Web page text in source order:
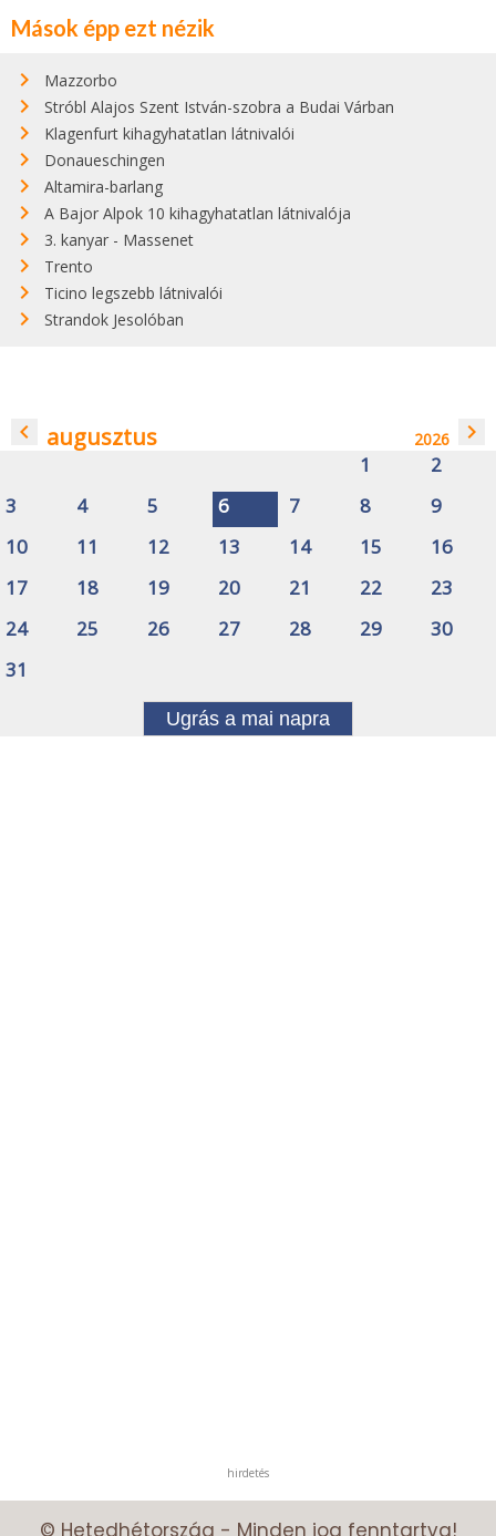
Mások épp ezt nézik
Mazzorbo
Stróbl Alajos Szent István-szobra a Budai Várban
Klagenfurt kihagyhatatlan látnivalói
Donaueschingen
Altamira-barlang
A Bajor Alpok 10 kihagyhatatlan látnivalója
3. kanyar - Massenet
Trento
Ticino legszebb látnivalói
Strandok Jesolóban
navigate_before augusztus 2026 navigate_next
1
2
3
4 5 6 7 8
9
10
11 12 13 14 15
16
17
18 19 20 21 22
23
24
25 26 27 28 29
30
31
Ugrás a mai napra
hirdetés